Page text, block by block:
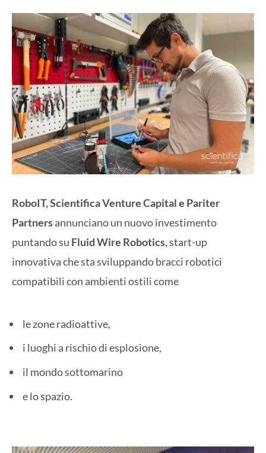
RoboIT, Scientifica Venture Capital e Pariter
Partnersannunciano un nuovo investimento
puntando su Fluid Wire Robotics, start-up
innovativa che sta sviluppando bracci robotici
compatibili con ambienti ostili come
le zone radioattive,
i luoghi a rischio di esplosione,
il mondo sottomarino
e lo spazio.